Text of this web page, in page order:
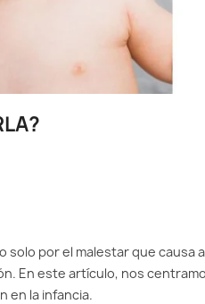
por el malestar que causa
En este artículo, nos
en la infancia.